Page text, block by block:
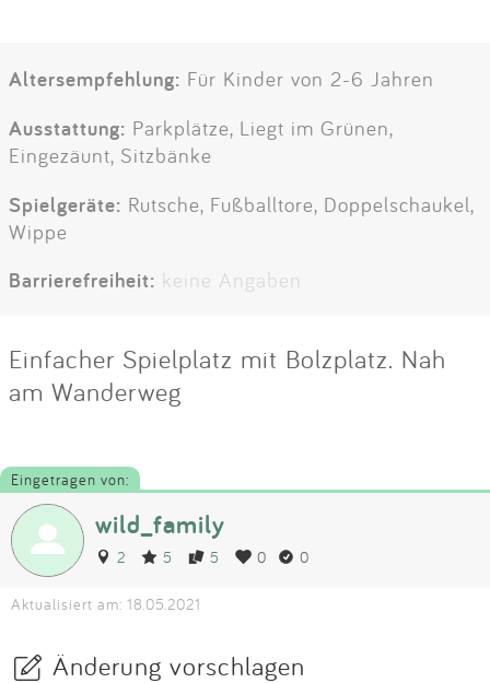
Altersempfehlung: Für Kinder von 2-6 Jahren
Ausstattung: Parkplätze, Liegt im Grünen,
Eingezäunt, Sitzbänke
Spielgeräte: Rutsche, Fußballtore, Doppelschaukel,
Wippe
Barrierefreiheit: keine Angaben
Einfacher Spielplatz mit Bolzplatz. Nah
am Wanderweg
Eingetragen von:
wild_family
2 5 5 0 0
Aktualisiert am: 18.05.2021
Änderung vorschlagen